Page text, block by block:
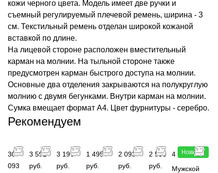
кожи черного цвета. Модель имеет две ручки и
съемный регулируемый плечевой ремень, ширина - 3
см. Текстильный ремень отделан широкой кожаной
вставкой по длине.
На лицевой стороне расположен вместительный
карман на молнии. На тыльной стороне также
предусмотрен карман быстрого доступа на молнии.
Основные два отделения закрываются на полукруглую
молнию с двумя бегунками. Внутри карман на молнии.
Сумка вмещает формат А4. Цвет фурнитуры - серебро.
Рекомендуем
30
093
3 591
руб.
3 190
руб.
1 495
руб.
2 093
руб.
2 580
руб.
Новинка
4 790 руб.
Мужской